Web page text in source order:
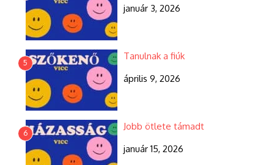
január 3, 2026
5
Tanulnak a fiúk
április 9, 2026
6
Jobb ötlete támadt
január 15, 2026